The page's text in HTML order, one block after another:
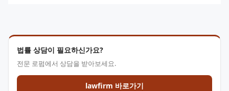
법률 상담이 필요하신가요?
전문 로펌에서 상담을 받아보세요.
lawfirm 바로가기